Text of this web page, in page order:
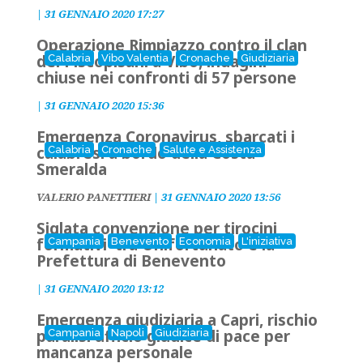
| 31 GENNAIO 2020 17:27
Calabria Vibo Valentia Cronache Giudiziaria
Operazione Rimpiazzo contro il clan
dei Piscopisani a Vibo, indagini
chiuse nei confronti di 57 persone
| 31 GENNAIO 2020 15:36
Calabria Cronache Salute e Assistenza
Emergenza Coronavirus, sbarcati i
calabresi a bordo della Costa
Smeralda
VALERIO PANETTIERI| 31 GENNAIO 2020 13:56
Campania Benevento Economia L'iniziativa
Siglata convenzione per tirocini
formativi tra Unifortunato e la
Prefettura di Benevento
| 31 GENNAIO 2020 13:12
Campania Napoli Giudiziaria
Emergenza giudiziaria a Capri, rischio
paralisi ufficio giudice di pace per
mancanza personale